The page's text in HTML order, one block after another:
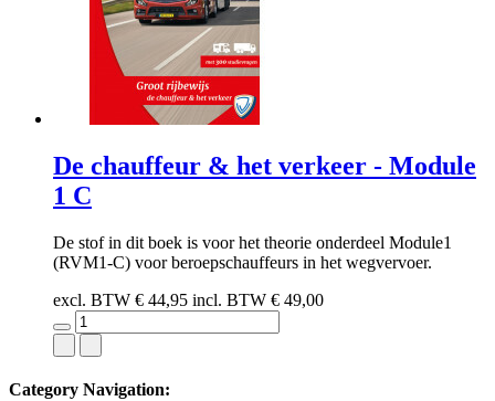
De chauffeur & het verkeer - Module
1 C
De stof in dit boek is voor het theorie onderdeel Module1
(RVM1-C) voor beroepschauffeurs in het wegvervoer.
excl. BTW € 44,95 incl. BTW € 49,00
Category Navigation: